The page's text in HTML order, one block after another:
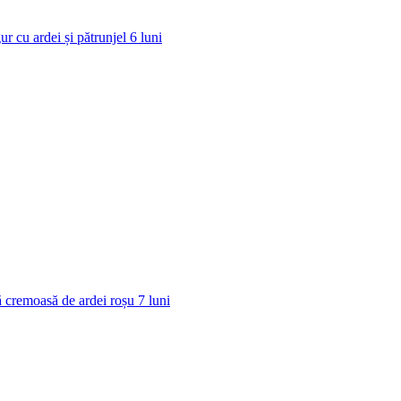
cu ardei și pătrunjel 6 luni
cremoasă de ardei roșu 7 luni